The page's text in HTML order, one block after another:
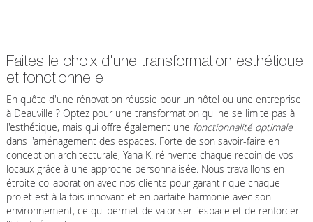
Faites le choix d'une transformation esthétique
et fonctionnelle
En quête d'une rénovation réussie pour un hôtel ou une entreprise
à Deauville ? Optez pour une transformation qui ne se limite pas à
l'esthétique, mais qui offre également une fonctionnalité optimale
dans l'aménagement des espaces. Forte de son savoir-faire en
conception architecturale, Yana K. réinvente chaque recoin de vos
locaux grâce à une approche personnalisée. Nous travaillons en
étroite collaboration avec nos clients pour garantir que chaque
projet est à la fois innovant et en parfaite harmonie avec son
environnement, ce qui permet de valoriser l'espace et de renforcer